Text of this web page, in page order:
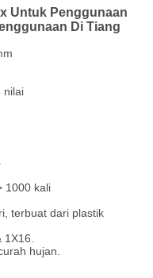
Untuk Penggunaan
Di Tiang
nilai
1000 kali
terbuat dari plastik
1X16.
hujan.